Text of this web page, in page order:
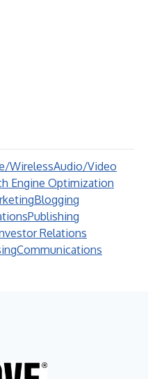
WirelessAudio/Video
Engine Optimization
Blogging
Publishing
Relations
Communications